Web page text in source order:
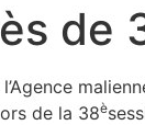
de
de la 38è